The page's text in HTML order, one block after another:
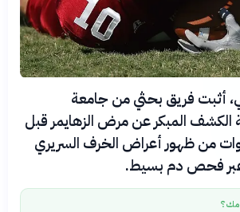
أثبت فريق بحثي من جامعة
الكشف المبكر عن مرض الزهايمر قبل
من ظهور أعراض الخرف السريري
فحص دم بسيط.